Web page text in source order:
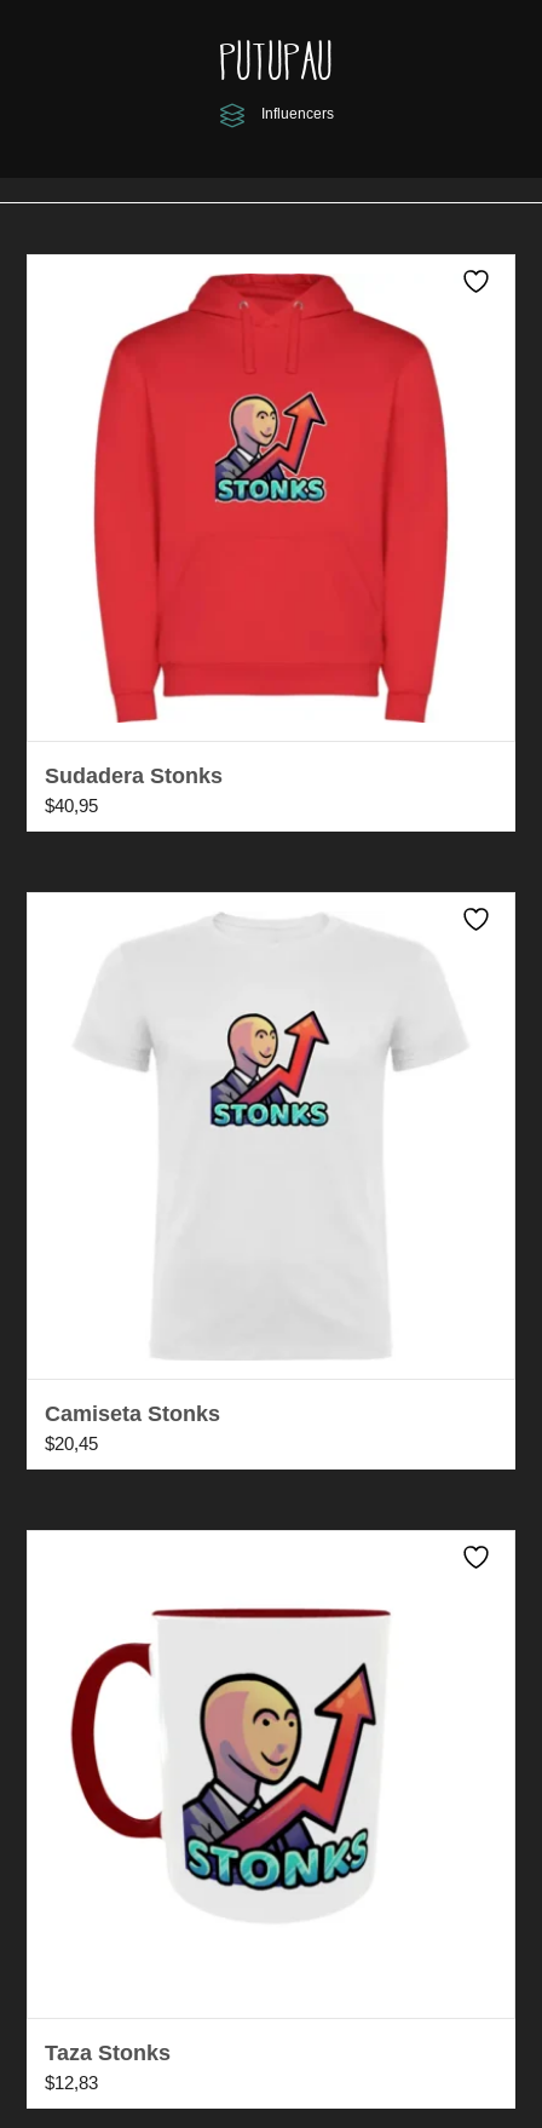
Putupau
Influencers
Sudadera Stonks
$40,95
Camiseta Stonks
$20,45
Taza Stonks
$12,83